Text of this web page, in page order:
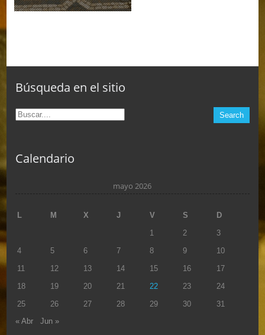
Búsqueda en el sitio
Calendario
mayo 2026
L M X J V S
D
1
2
3
4
5 6 7 8 9
10
11
12 13 14 15 16
17
18
19 20 21 22 23
24
25
26 27 28 29 30
31
« Abr
Jun »